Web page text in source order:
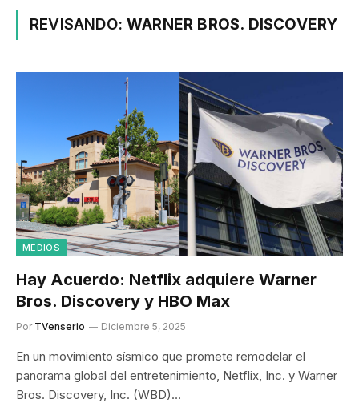
REVISANDO:WARNER BROS. DISCOVERY
MEDIOS
Hay Acuerdo: Netflix adquiere Warner
Bros. Discovery y HBO Max
Por TVenserio Diciembre 5, 2025
En un movimiento sísmico que promete remodelar el
panorama global del entretenimiento, Netflix, Inc. y Warner
Bros. Discovery, Inc. (WBD)…